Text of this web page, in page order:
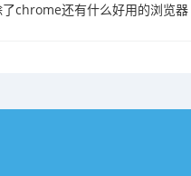
了chrome还有什么好用的浏览器